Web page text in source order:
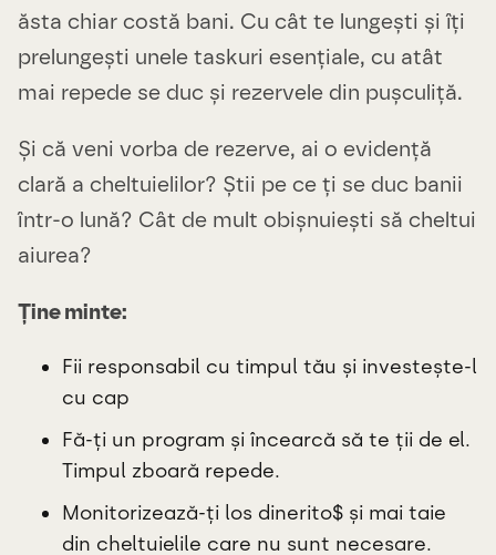
ăsta chiar costă bani. Cu cât te lungești și îți
prelungești unele taskuri esențiale, cu atât
mai repede se duc și rezervele din pușculiță.
Și că veni vorba de rezerve, ai o evidență
clară a cheltuielilor? Știi pe ce ți se duc banii
într-o lună? Cât de mult obișnuiești să cheltui
aiurea?
Ține minte:
Fii responsabil cu timpul tău și investește-l
cu cap
Fă-ți un program și încearcă să te ții de el.
Timpul zboară repede.
Monitorizează-ți los dinerito$ și mai taie
din cheltuielile care nu sunt necesare.